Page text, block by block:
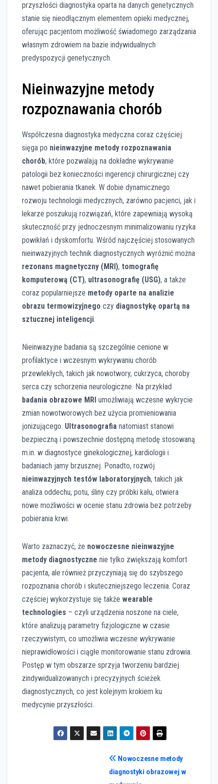
przyszłości diagnostyka oparta na danych genetycznych
stanie się nieodłącznym elementem opieki medycznej,
oferując pacjentom możliwość świadomego zarządzania
własnym zdrowiem na bazie indywidualnych
predyspozycji genetycznych.
Nieinwazyjne metody
rozpoznawania chorób
Współczesna diagnostyka medyczna coraz częściej
sięga po nieinwazyjne metody rozpoznawania
chorób, które pozwalają na dokładne wykrywanie
patologii bez konieczności ingerencji chirurgicznej czy
nawet pobierania tkanek. W dobie dynamicznego
rozwoju technologii medycznych, zarówno pacjenci, jak i
lekarze poszukują rozwiązań, które zapewniają wysoką
skuteczność przy jednoczesnym minimalizowaniu ryzyka
powikłań i dyskomfortu. Wśród najczęściej stosowanych
nieinwazyjnych technik diagnostycznych wyróżnić można
rezonans magnetyczny (MRI), tomografię
komputerową (CT), ultrasonografię (USG), a także
coraz popularniejsze metody oparte na analizie
obrazu termowizyjnego czy diagnostykę opartą na
sztucznej inteligencji.
Nieinwazyjne badania są szczególnie cenione w
profilaktyce i wczesnym wykrywaniu chorób
przewlekłych, takich jak nowotwory, cukrzyca, choroby
serca czy schorzenia neurologiczne. Na przykład
badania obrazowe MRI umożliwiają wczesne wykrycie
zmian nowotworowych bez użycia promieniowania
jonizującego. Ultrasonografia natomiast stanowi
bezpieczną i powszechnie dostępną metodę stosowaną
m.in. w diagnostyce ginekologicznej, kardiologii i
badaniach jamy brzusznej. Ponadto, rozwój
nieinwazyjnych testów laboratoryjnych, takich jak
analiza oddechu, potu, śliny czy próbki kału, otwiera
nowe możliwości w ocenie stanu zdrowia bez potrzeby
pobierania krwi.
Warto zaznaczyć, że nowoczesne nieinwazyjne
metody diagnostyczne nie tylko zwiększają komfort
pacjenta, ale również przyczyniają się do szybszego
rozpoznania chorób i skuteczniejszego leczenia. Coraz
częściej wykorzystuje się także wearable
technologies – czyli urządzenia noszone na ciele,
które analizują parametry fizjologiczne w czasie
rzeczywistym, co umożliwia wczesne wykrywanie
nieprawidłowości i ciągłe monitorowanie stanu zdrowia.
Postęp w tym obszarze sprzyja tworzeniu bardziej
zindywidualizowanych i precyzyjnych ścieżek
diagnostycznych, co jest kolejnym krokiem ku
medycynie przyszłości.
Nowoczesne metody
diagnostyki obrazowej w